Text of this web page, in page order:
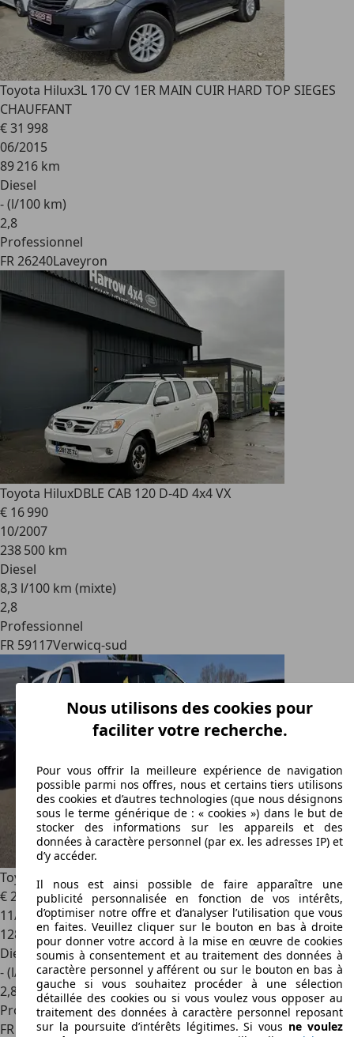
Toyota Hilux3L 170 CV 1ER MAIN CUIR HARD TOP SIEGES
CHAUFFANT
€ 31 998
06/2015
89 216 km
Diesel
- (l/100 km)
2,8
Professionnel
FR 26240Laveyron
Toyota HiluxDBLE CAB 120 D-4D 4x4 VX
€ 16 990
10/2007
238 500 km
Diesel
8,3 l/100 km (mixte)
2,8
Professionnel
FR 59117Verwicq-sud
Toyota Hilux
3.0 Turbo diesel DOUBLE CABINE 4x4 BA
€ 23 900
11/2008
128 236 km
Diesel
- (l/100 km)
2,8
Professionnel
FR 34740Vendargues
Nous utilisons des cookies pour
faciliter votre recherche.
Pour vous offrir la meilleure expérience de navigation
possible parmi nos offres, nous et certains tiers utilisons
des cookies et d’autres technologies (que nous désignons
sous le terme générique de : « cookies ») dans le but de
stocker des informations sur les appareils et des
données à caractère personnel (par ex. les adresses IP) et
d’y accéder.
Il nous est ainsi possible de faire apparaître une
publicité personnalisée en fonction de vos intérêts,
d’optimiser notre offre et d’analyser l’utilisation que vous
en faites. Veuillez cliquer sur le bouton en bas à droite
pour donner votre accord à la mise en œuvre de cookies
soumis à consentement et au traitement des données à
caractère personnel y afférent ou sur le bouton en bas à
gauche si vous souhaitez procéder à une sélection
détaillée des cookies ou si vous voulez vous opposer au
traitement des données à caractère personnel reposant
sur la poursuite d’intérêts légitimes. Si vous ne voulez